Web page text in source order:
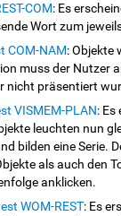
COM: Es
Wort zum
COM-NAM: Objekte
muss der Nutzer
nicht präsentiert
VISMEM-PLAN:
leuchten nun
bilden eine Serie.
als auch den
anklicken.
WOM-REST: Es